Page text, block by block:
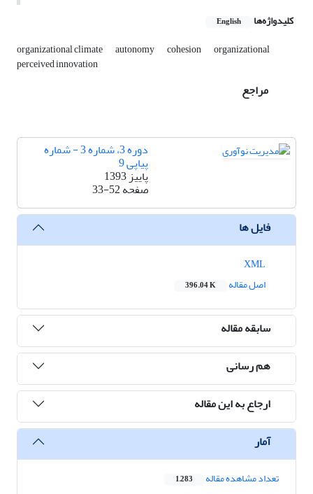
کلیدواژه‌ها English
organizational climate autonomy cohesion organizational
perceived innovation
مراجع
دوره 3، شماره 3 - شماره
پیاپی 9
پاییز 1393
صفحه33-52
فایل ها
اصل مقاله
396.04 K
سابقه مقاله
هم رسانی
ارجاع به این مقاله
آمار
تعداد مشاهده مقاله 1,283